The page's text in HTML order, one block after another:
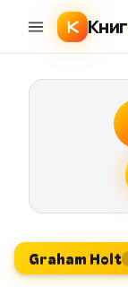
Книг
Graham Holt